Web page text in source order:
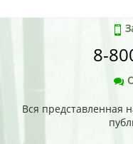
8-
Вся представленная